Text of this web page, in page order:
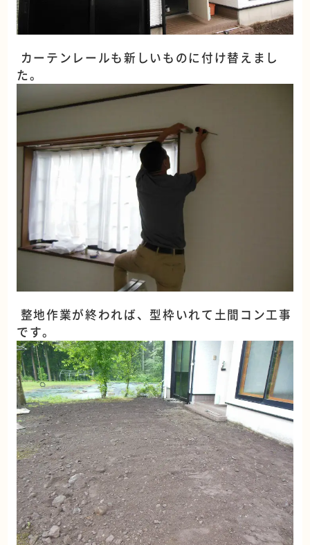
カーテンレールも新しいものに付け替えまし
た。
整地作業が終われば、型枠いれて土間コン工事
です。